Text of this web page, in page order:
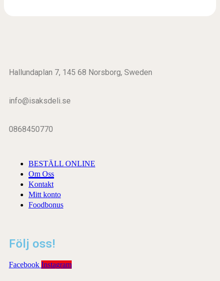
Hallundaplan 7, 145 68 Norsborg, Sweden
info@isaksdeli.se
0868450770
BESTÄLL ONLINE
Om Oss
Kontakt
Mitt konto
Foodbonus
Följ oss!
Facebook Instagram